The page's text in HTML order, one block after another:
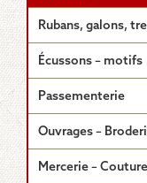
Rubans, galons,
Écussons – motifs
Passementerie
Ouvrages –
Mercerie – Couture